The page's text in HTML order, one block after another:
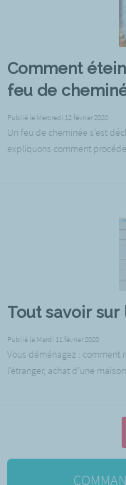
Comment
feu de
Publié le Mercredi 12 février 2020
Un feu de cheminée s’est
expliquons comment
Tout savoir
Publié le Mardi 11 février 2020
Vous déménagez : comment
l’étranger, achat d’une